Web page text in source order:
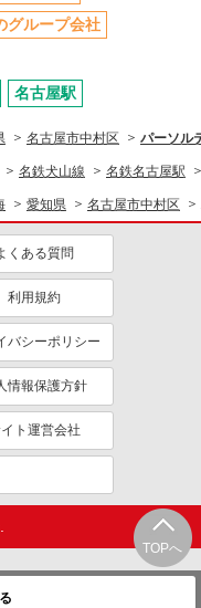
TOPへ
グループ会社
名古屋駅
名古屋市中村区 パーソル
名鉄犬山線 名鉄名古屋駅
愛知県 名古屋市中村区
くある質問
利用規約
バシーポリシー
情報保護方針
ト運営会社